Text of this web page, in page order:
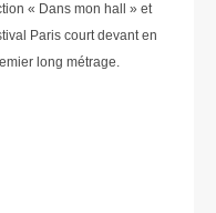
« Dans mon hall » et
Paris court devant en
long métrage.